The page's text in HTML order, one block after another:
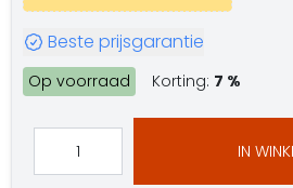
Beste prijsgarantie
Op voorraad Korting: 7 %
IN